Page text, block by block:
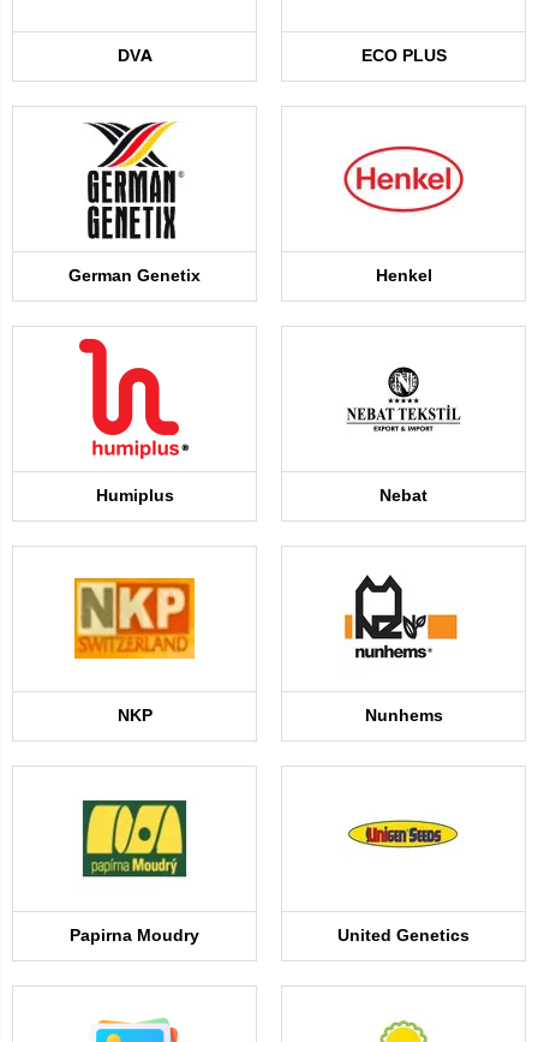
DVA ECO PLUS
German Genetix Henkel
Humiplus Nebat
NKP Nunhems
Papirna Moudry United Genetics